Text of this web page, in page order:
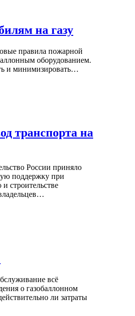
на газу
правила пожарной
оборудованием.
и минимизировать…
транспорта на
России приняло
поддержку при
строительстве
всё
о газобаллонном
ли затраты